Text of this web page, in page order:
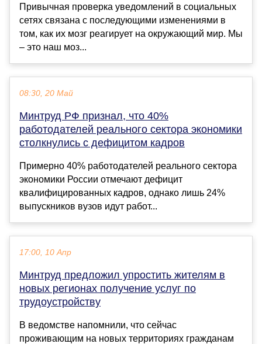
Привычная проверка уведомлений в социальных
сетях связана с последующими изменениями в
том, как их мозг реагирует на окружающий мир. Мы
– это наш моз...
08:30, 20 Май
Минтруд РФ признал, что 40%
работодателей реального сектора экономики
столкнулись с дефицитом кадров
Примерно 40% работодателей реального сектора
экономики России отмечают дефицит
квалифицированных кадров, однако лишь 24%
выпускников вузов идут работ...
17:00, 10 Апр
Минтруд предложил упростить жителям в
новых регионах получение услуг по
трудоустройству
В ведомстве напомнили, что сейчас
проживающим на новых территориях гражданам